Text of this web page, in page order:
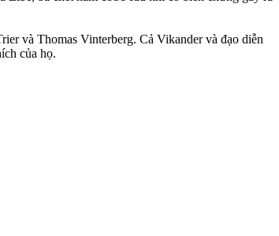
và Thomas Vinterberg. Cả Vikander và đạo diễn
của họ.